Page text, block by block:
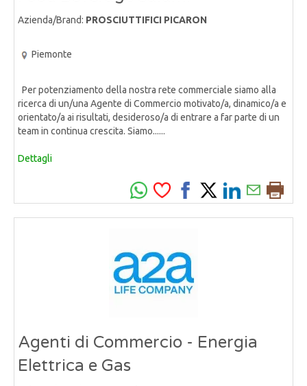
Azienda/Brand: PROSCIUTTIFICI PICARON
Piemonte
Per potenziamento della nostra rete commerciale siamo alla
ricerca di un/una Agente di Commercio motivato/a, dinamico/a e
orientato/a ai risultati, desideroso/a di entrare a far parte di un
team in continua crescita. Siamo......
Dettagli
Agenti di Commercio - Energia
Elettrica e Gas